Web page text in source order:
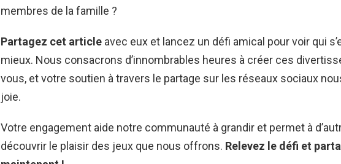
membres de la famille ?
Partagez cet article avec eux et lancez un défi amical pour voir qui
mieux. Nous consacrons d’innombrables heures à créer ces
vous, et votre soutien à travers le partage sur les réseaux sociaux
joie.
Votre engagement aide notre communauté à grandir et permet à
découvrir le plaisir des jeux que nous offrons. Relevez le défi et